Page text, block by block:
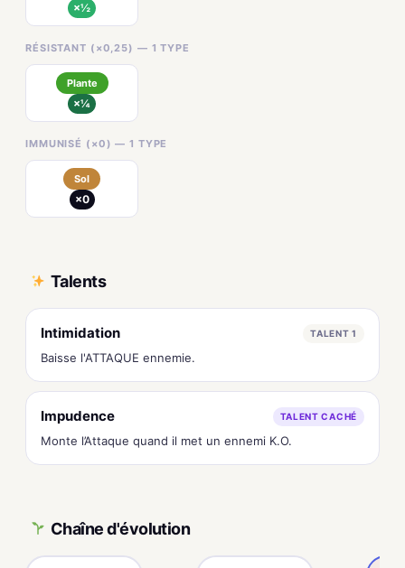
×½
RÉSISTANT (×0,25) — 1 TYPE
Plante
×¼
IMMUNISÉ (×0) — 1 TYPE
Sol
×0
Talents
Intimidation TALENT 1
Baisse l'ATTAQUE ennemie.
Impudence TALENT CACHÉ
Monte l’Attaque quand il met un ennemi K.O.
Chaîne d'évolution